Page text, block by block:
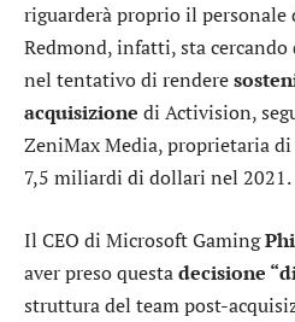
riguarderà proprio il
Redmond, infatti, sta cercando
nel tentativo di rendere
acquisizione di Activision,
ZeniMax Media, proprietaria
7,5 miliardi di dollari nel 2021.
Il CEO di Microsoft Gaming
aver preso questadecisione
struttura del team post-